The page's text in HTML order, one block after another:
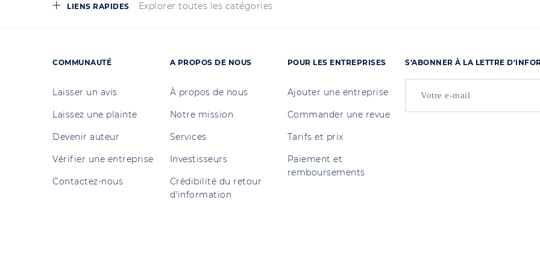
LIENS RAPIDES Explorer toutes les catégories
COMMUNAUTÉ
Laisser un avis
Laissez une plainte
Devenir auteur
Vérifier une entreprise
Contactez-nous
A PROPOS DE NOUS
À propos de nous
Notre mission
Services
Investisseurs
Crédibilité du retour
d'information
POUR LES ENTREPRISES
Ajouter une entreprise
Commander une revue
Tarifs et prix
Paiement et
remboursements
S'ABONNER À LA LETTRE